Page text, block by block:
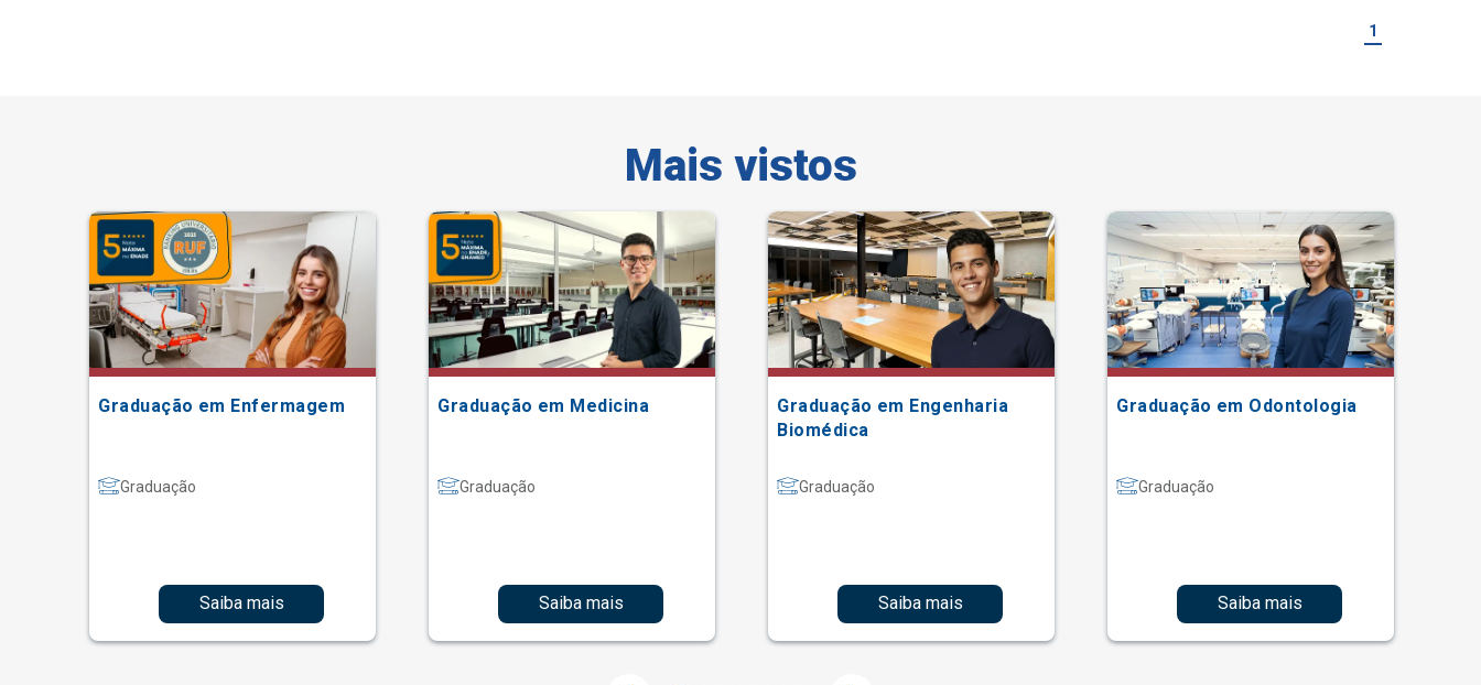
1
Mais vistos
Graduação em Enfermagem
Graduação
Saiba mais
Graduação em Medicina
Graduação
Saiba mais
Graduação em Engenharia
Biomédica
Graduação
Saiba mais
Graduação em Odontologia
Graduação
Saiba mais